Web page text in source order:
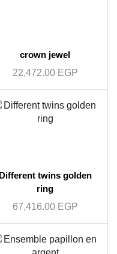
crown jewel
22,472.00 EGP
Different twins golden
ring
67,416.00 EGP